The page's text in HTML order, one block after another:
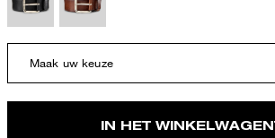
Maak uw keuze
IN HET